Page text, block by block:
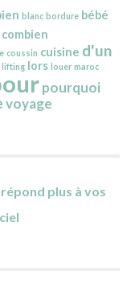
blanc bordure bébé
combien
coussin cuisine d'un
lifting lors louer maroc
pourquoi
voyage
plus à vos